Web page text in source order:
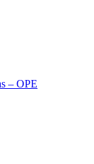
– OPE